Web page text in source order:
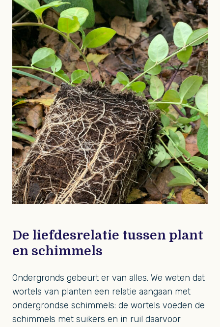
De liefdesrelatie tussen plant
en schimmels
Ondergronds gebeurt er van alles. We weten dat
wortels van planten een relatie aangaan met
ondergrondse schimmels: de wortels voeden de
schimmels met suikers en in ruil daarvoor